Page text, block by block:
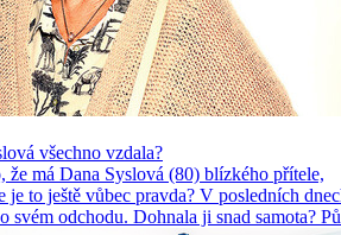
všechno vzdala?
že má Dana Syslová (80) blízkého přítele,
to ještě vůbec pravda? V posledních
svém odchodu. Dohnala ji snad samota?